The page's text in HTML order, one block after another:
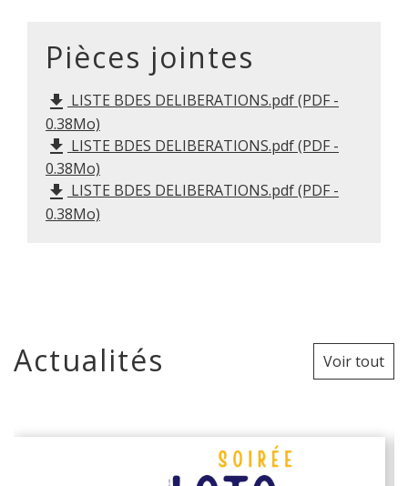
Pièces jointes
file_download LISTE BDES DELIBERATIONS.pdf (PDF -
0.38Mo)
file_download LISTE BDES DELIBERATIONS.pdf (PDF -
0.38Mo)
file_download LISTE BDES DELIBERATIONS.pdf (PDF -
0.38Mo)
Actualités Voir tout